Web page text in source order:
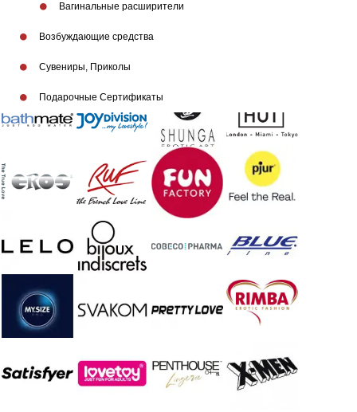
Вагинальные расширители
Возбуждающие средства
Сувениры, Приколы
Подарочные Сертификаты